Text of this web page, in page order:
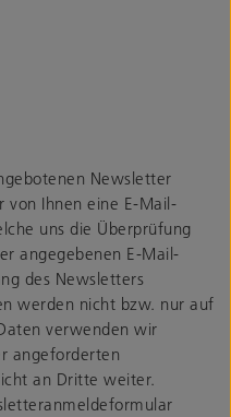
Newsletter
Ihnen eine E-Mail-
uns die Überprüfung
angegebenen E-Mail-
des Newsletters
werden nicht bzw. nur auf
verwenden wir
angeforderten
an Dritte weiter.